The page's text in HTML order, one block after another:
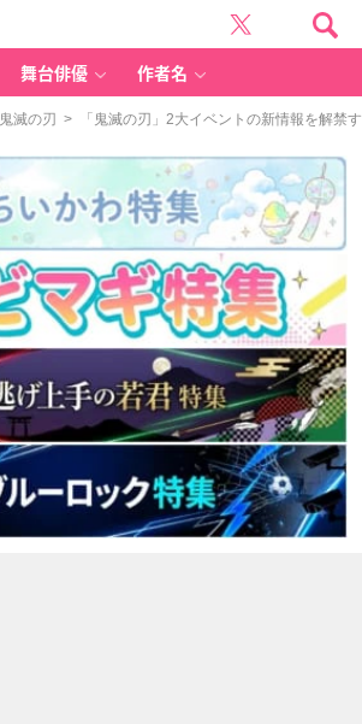
舞台俳優 作者名
鬼滅の刃 > 「鬼滅の刃」2大イベントの新情報を解禁